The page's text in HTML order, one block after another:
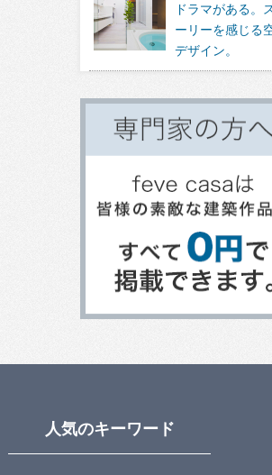
ドラマがある。
ーリーを感じる
デザイン。
人気のキーワード